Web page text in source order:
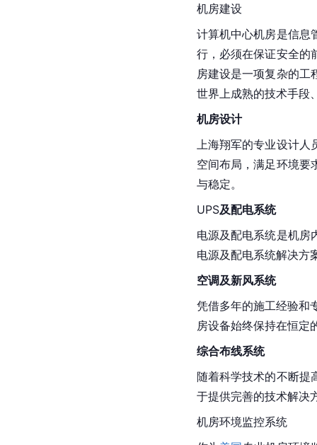
机房建设
计算机中心机房是信息
行，必须在保证安全的
房建设是一项复杂的工
世界上成熟的技术手段
机房设计
上海翔军的专业设计
空间布局，满足环境要
与稳定。
UPS及配电系统
电源及配电系统是机房
电源及配电系统解决方
空调及新风系统
凭借多年的施工经验和
房设备始终保持在恒定
综合布线系统
随着科学技术的不断提
于提供完善的技术解决
机房环境监控系统